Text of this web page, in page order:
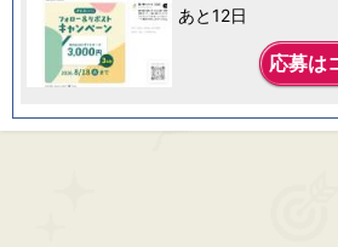
あと12日
応募は